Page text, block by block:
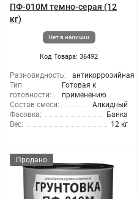
ПФ-010М темно-серая (12
кг)
Нет в наличии
Код Товара: 36492
Разновидность:
антикоррозийная
Тип
готовности:
Готовая к
применению
Состав смеси:
Алкидный
Фасовка:
Банка
Вес:
12 кг
Продано